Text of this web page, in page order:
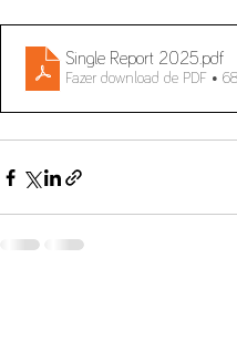
Single Report 2025.pdf
Fazer download de PDF •